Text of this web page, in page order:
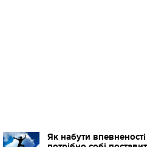
Як набути впевненості